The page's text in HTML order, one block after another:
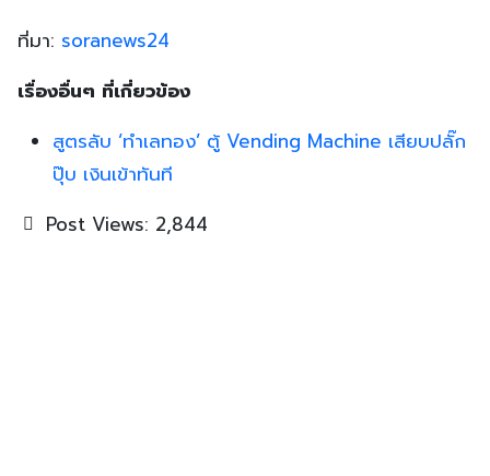
ที่มา: soranews24
เรื่องอื่นๆ ที่เกี่ยวข้อง
สูตรลับ ‘ทำเลทอง’ ตู้ Vending Machine เสียบปลั๊ก
ปุ๊บ เงินเข้าทันที
Post Views: 2,844